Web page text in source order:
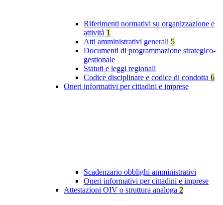
Riferimenti normativi su organizzazione e
attività 1
Atti amministrativi generali 5
Documenti di programmazione strategico-
gestionale
Statuti e leggi regionali
Codice disciplinare e codice di condotta 6
Oneri informativi per cittadini e imprese
Scadenzario obblighi amministrativi
Oneri informativi per cittadini e imprese
Attestazioni OIV o struttura analoga 2